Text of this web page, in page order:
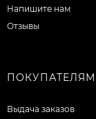
Напишите нам
Отзывы
ПОКУПАТЕЛЯМ
Выдача заказов